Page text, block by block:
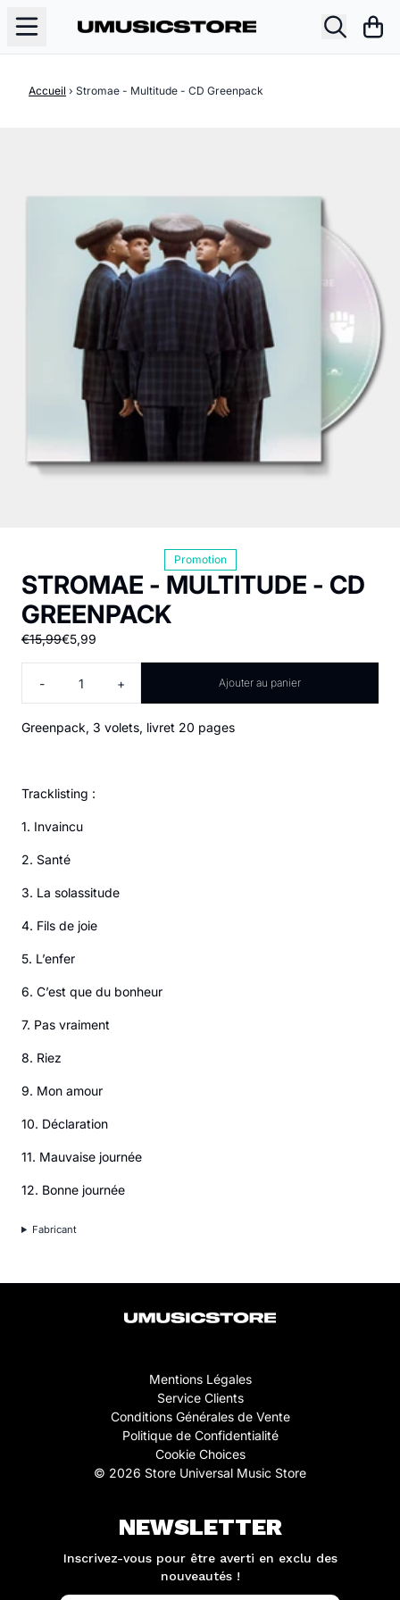
Accueil › Stromae - Multitude - CD Greenpack
Promotion
STROMAE - MULTITUDE - CD
GREENPACK
€15,99€5,99
- + Ajouter au panier
Greenpack, 3 volets, livret 20 pages
Tracklisting :
1. Invaincu
2. Santé
3. La solassitude
4. Fils de joie
5. L’enfer
6. C’est que du bonheur
7. Pas vraiment
8. Riez
9. Mon amour
10. Déclaration
11. Mauvaise journée
12. Bonne journée
Fabricant
Mentions Légales
Service Clients
Conditions Générales de Vente
Politique de Confidentialité
Cookie Choices
© 2026 Store Universal Music Store